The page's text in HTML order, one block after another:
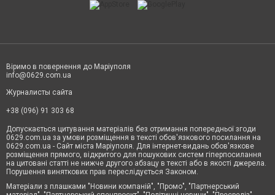
Віримо в повернення до Маріуполя
info@0629.com.ua
Журналисты сайта
+38 (096) 91 303 68
Допускається цитування матеріалів без отримання попередньої згоди
0629.com.ua за умови розміщення в тексті обов'язкового посилання на
0629.com.ua - Сайт міста Маріуполя. Для інтернет-видань обов'язкове
розміщення прямого, відкритого для пошукових систем гіперпосилання
на цитовані статті не нижче другого абзацу в тексті або в якості джерела.
Порушення виняткових прав переслідується Законом.
Матеріали з плашками "Новини компаній", "Промо", "Партнерський